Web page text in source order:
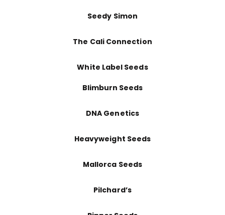
Seedy Simon
The Cali Connection
White Label Seeds
Blimburn Seeds
DNA Genetics
Heavyweight Seeds
Mallorca Seeds
Pilchard’s